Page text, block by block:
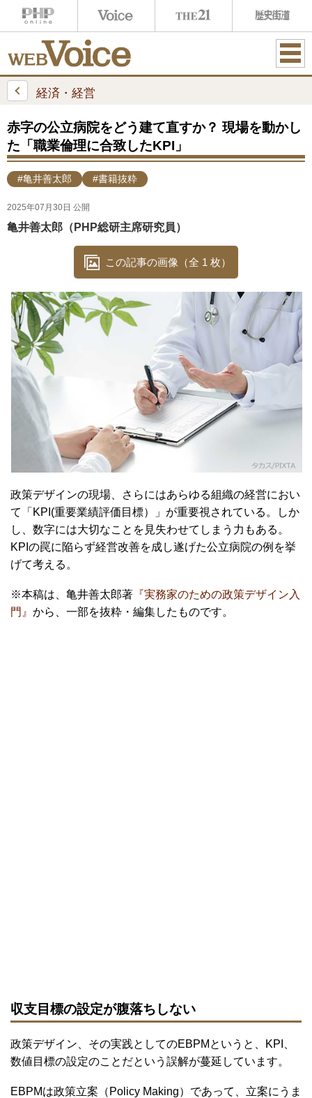
ME
経済・経営
赤字の公立病院をどう建て直すか？ 現場を動かし
た「職業倫理に合致したKPI」
#亀井善太郎 #書籍抜粋
2025年07月30日 公開
亀井善太郎（PHP総研主席研究員）
この記事の画像（全 1 枚）
政策デザインの現場、さらにはあらゆる組織の経営におい
て「KPI(重要業績評価目標）」が重要視されている。しか
し、数字には大切なことを見失わせてしまう力もある。
KPIの罠に陥らず経営改善を成し遂げた公立病院の例を挙
げて考える。
※本稿は、亀井善太郎著 『実務家のための政策デザイン入
門』 から、一部を抜粋・編集したものです。
収支目標の設定が腹落ちしない
政策デザイン、その実践としてのEBPMというと、KPI、
数値目標の設定のことだという誤解が蔓延しています。
EBPMは政策立案（Policy Making）であって、立案にうま